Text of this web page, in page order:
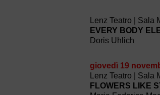
Lenz Teatro |
EVERY BODY
Doris Uhlich
giovedì 19
Lenz Teatro |
FLOWERS LIKE